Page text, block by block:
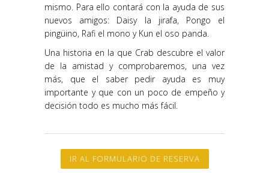
mismo. Para ello contará con la ayuda de sus
nuevos amigos: Daisy la jirafa, Pongo el
pingüino, Rafi el mono y Kun el oso panda.
Una historia en la que Crab descubre el valor
de la amistad y comprobaremos, una vez
más, que el saber pedir ayuda es muy
importante y que con un poco de empeño y
decisión todo es mucho más fácil.
IR AL FORMULARIO DE RESERVA